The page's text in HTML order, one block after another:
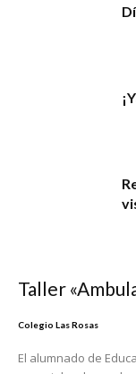
Taller
Colegio Las Rosas
El alumnado de